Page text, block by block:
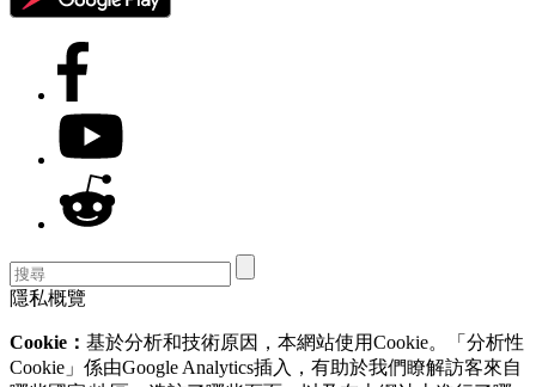
隱私概覽
Cookie： 基於分析和技術原因，本網站使用Cookie。「分析性
Cookie」係由Google Analytics插入，有助於我們瞭解訪客來自